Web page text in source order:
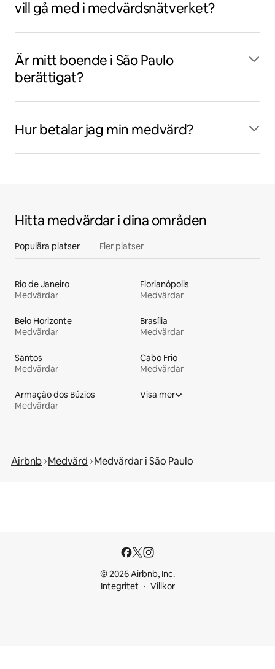
vill gå med i medvärdsnätverket?
Är mitt boende i São Paulo
berättigat?
Hur betalar jag min medvärd?
Hitta medvärdar i dina områden
Populära platser Fler platser
Rio de Janeiro
Medvärdar
Florianópolis
Medvärdar
Belo Horizonte
Medvärdar
Brasília
Medvärdar
Santos
Medvärdar
Cabo Frio
Medvärdar
Armação dos Búzios
Medvärdar
Visa mer
Airbnb Medvärd Medvärdar i São Paulo
© 2026 Airbnb, Inc.
Integritet
Villkor